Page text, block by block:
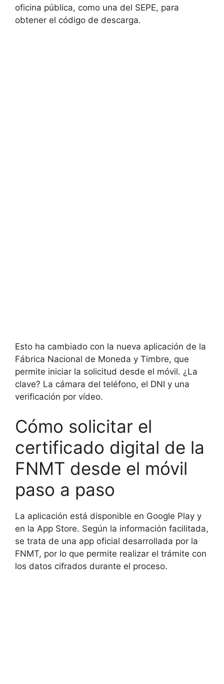
oficina pública, como una del SEPE, para
obtener el código de descarga.
Esto ha cambiado con la nueva aplicación de la
Fábrica Nacional de Moneda y Timbre, que
permite iniciar la solicitud desde el móvil. ¿La
clave? La cámara del teléfono, el DNI y una
verificación por vídeo.
Cómo solicitar el
certificado digital de la
FNMT desde el móvil
paso a paso
La aplicación está disponible en Google Play y
en la App Store. Según la información facilitada,
se trata de una app oficial desarrollada por la
FNMT, por lo que permite realizar el trámite con
los datos cifrados durante el proceso.